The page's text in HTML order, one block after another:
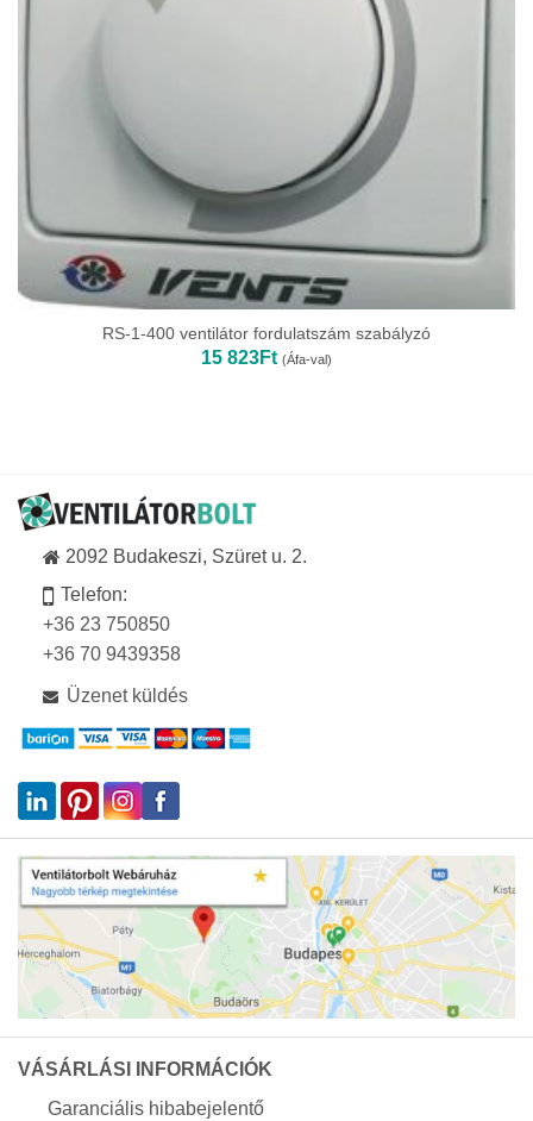
RS-1-400 ventilátor fordulatszám szabályzó
15 823Ft (Áfa-val)
2092 Budakeszi, Szüret u. 2.
Telefon:
+36 23 750850
+36 70 9439358
Üzenet küldés
VÁSÁRLÁSI INFORMÁCIÓK
Garanciális hibabejelentő